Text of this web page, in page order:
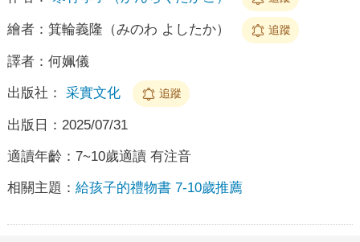
繪者： 箕輪義隆（みのわ よしたか） 追蹤
譯者： 何姵儀
出版社： 采實文化 追蹤
出版日： 2025/07/31
適讀年齡： 7~10歲適讀 有注音
相關主題： 給孩子的禮物書 7-10歲推薦